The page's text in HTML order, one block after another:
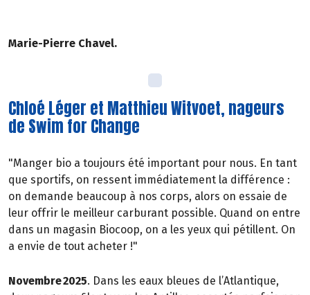
Marie-Pierre Chavel.
Chloé Léger et Matthieu Witvoet, nageurs
de Swim for Change
"Manger bio a toujours été important pour nous. En tant
que sportifs, on ressent immédiatement la différence :
on demande beaucoup à nos corps, alors on essaie de
leur offrir le meilleur carburant possible. Quand on entre
dans un magasin Biocoop, on a les yeux qui pétillent. On
a envie de tout acheter !"
Novembre 2025. Dans les eaux bleues de l’Atlantique,